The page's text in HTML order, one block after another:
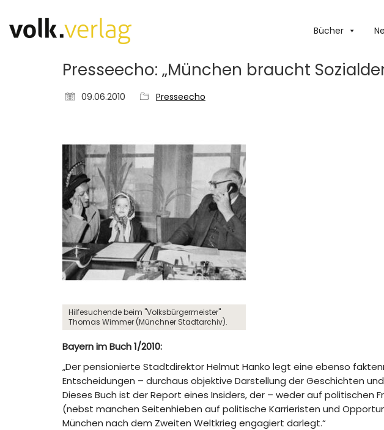
Bücher
Presseecho: „München braucht
09.06.2010 Presseecho
Hilfesuchende beim "Volksbürgermeister"
Thomas Wimmer (Münchner Stadtarchiv).
Bayern im Buch 1/2010:
„Der pensionierte Stadtdirektor Helmut Hanko legt eine ebenso
Entscheidungen – durchaus objektive Darstellung der Geschichten
Dieses Buch ist der Report eines Insiders, der – weder auf politischen
(nebst manchen Seitenhieben auf politische Karrieristen und
München nach dem Zweiten Weltkrieg engagiert darlegt.“